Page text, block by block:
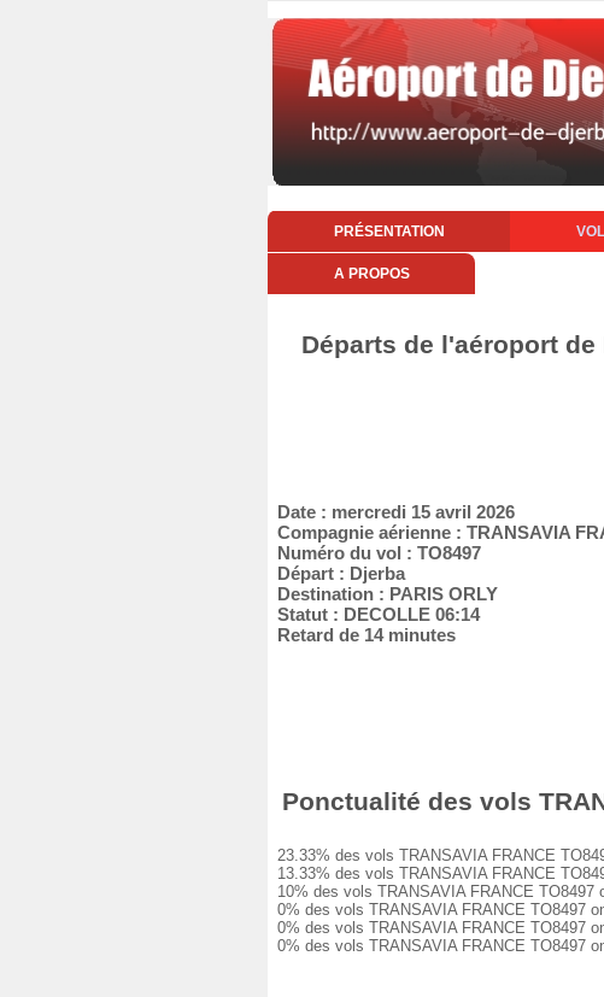
PRÉSENTATION
A PROPOS
Départs de l'aéroport
Date : mercredi 15 avril 2026
Compagnie aérienne : TRANSAVIA
Numéro du vol : TO8497
Départ : Djerba
Destination : PARIS ORLY
Statut : DECOLLE 06:14
Retard de 14 minutes
Ponctualité des vols
23.33% des vols TRANSAVIA FRANCE
13.33% des vols TRANSAVIA FRANCE
10% des vols TRANSAVIA FRANCE
0% des vols TRANSAVIA FRANCE TO8497
0% des vols TRANSAVIA FRANCE TO8497
0% des vols TRANSAVIA FRANCE TO8497